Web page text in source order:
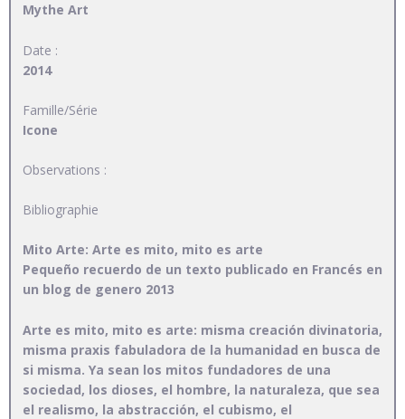
Mythe Art
Date :
2014
Famille/Série
Icone
Observations :
Bibliographie
Mito Arte: Arte es mito, mito es arte
Pequeño recuerdo de un texto publicado en Francés en
un blog de genero 2013
Arte es mito, mito es arte: misma creación divinatoria,
misma praxis fabuladora de la humanidad en busca de
si misma. Ya sean los mitos fundadores de una
sociedad, los dioses, el hombre, la naturaleza, que sea
el realismo, la abstracción, el cubismo, el